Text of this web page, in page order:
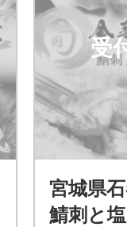
受
宮城県
鯖刺と